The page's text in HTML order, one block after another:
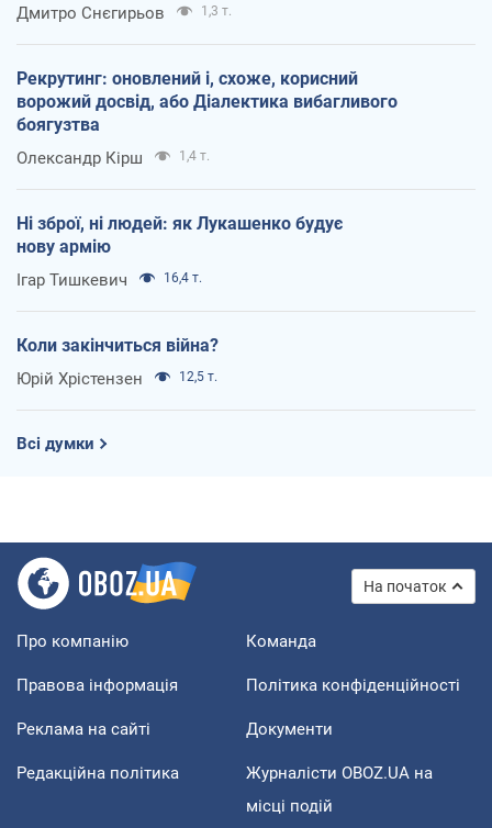
Дмитро Снєгирьов 1,3 т.
Рекрутинг: оновлений і, схоже, корисний
ворожий досвід, або Діалектика вибагливого
боягузтва
Олександр Кірш 1,4 т.
Ні зброї, ні людей: як Лукашенко будує
нову армію
Ігар Тишкевич 16,4 т.
Коли закінчиться війна?
Юрій Хрістензен 12,5 т.
Всі думки
На початок
Про компанію Команда
Правова інформація Політика конфіденційності
Реклама на сайті Документи
Редакційна політика
Журналісти OBOZ.UA на
місці подій